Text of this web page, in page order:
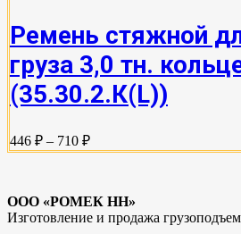
Ремень стяжной
груза 3,0 тн.
(35.30.2.К(L))
446 ₽ – 710 ₽
ООО «РОМЕК НН»
Изготовление и продажа